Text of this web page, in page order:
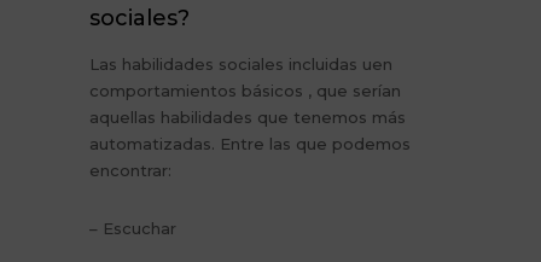
sociales?
Las habilidades sociales incluidas uen
comportamientos básicos , que serían
aquellas habilidades que tenemos más
automatizadas. Entre las que podemos
encontrar:
– Escuchar